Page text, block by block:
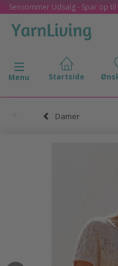
Sensommer Udsalg - Spar op til
Skifte navigation
Menu
Damer